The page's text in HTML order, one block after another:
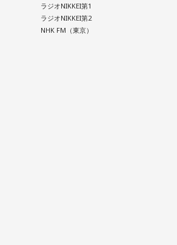
ラジオNIKKEI第1
ラジオNIKKEI第2
NHK FM（東京）